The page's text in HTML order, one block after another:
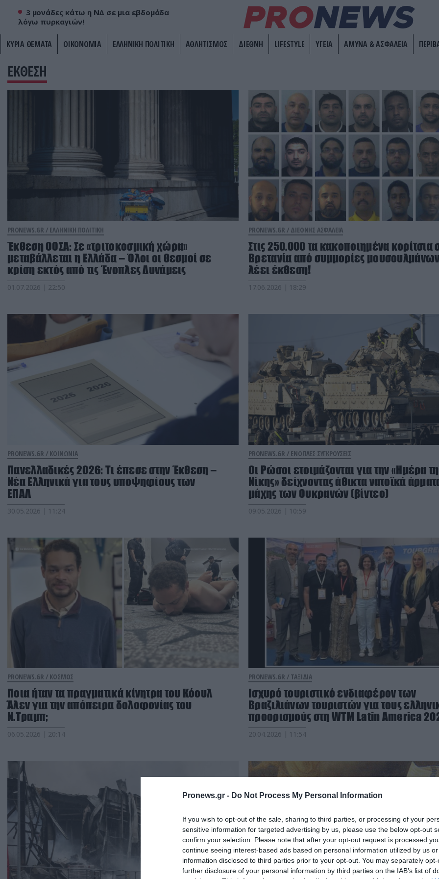
Pronews.gr - Do Not Process My Personal Information
If you wish to opt-out of the sale, sharing to third parties, or processing of your
sensitive information for targeted advertising by us, please use the below opt-out
confirm your selection. Please note that after your opt-out request is processed
continue seeing interest-based ads based on personal information utilized by us
information disclosed to third parties prior to your opt-out. You may separately
further disclosure of your personal information by third parties on the IAB’s list of
3 μονάδες κάτω η ΝΔ σε μια εβδομάδα
λόγω πυρκαγιών!
ΚΥΡΙΑ ΘΕΜΑΤΑ ΟΙΚΟΝΟΜΙΑ ΕΛΛΗΝΙΚΗ ΠΟΛΙΤΙΚΗ ΑΘΛΗΤΙΣΜΟΣ ΔΙΕΘΝΗ LIFESTYLE ΥΓΕΙΑ ΑΜΥΝΑ & ΑΣΦΑΛΕΙΑ
ΕΚΘΕΣΗ
PRONEWS.GR / ΕΛΛΗΝΙΚΗ ΠΟΛΙΤΙΚΗ
Έκθεση ΟΟΣΑ: Σε «τριτοκοσμική χώρα»
μεταβάλλεται η Ελλάδα – Όλοι οι θεσμοί σε
κρίση εκτός από τις Ένοπλες Δυνάμεις
01.07.2026 | 22:50
PRONEWS.GR / ΔΙΕΘΝΗΣ ΑΣΦΑΛΕΙΑ
Στις 250.000 τα κακοποιημένα κορίτσια
Βρετανία από συμμορίες
λέει έκθεση!
17.06.2026 | 18:29
PRONEWS.GR / ΚΟΙΝΩΝΙΑ
Πανελλαδικές 2026: Τι έπεσε στην Έκθεση –
Νέα Ελληνικά για τους υποψηφίους των
ΕΠΑΛ
30.05.2026 | 11:24
PRONEWS.GR / ΕΝΟΠΛΕΣ ΣΥΓΚΡΟΥΣΕΙΣ
Οι Ρώσοι ετοιμάζονται για την «Ημέρα
Νίκης» δείχνοντας άθικτα νατοϊκά
μάχης των Ουκρανών (βίντεο)
09.05.2026 | 10:59
PRONEWS.GR / ΚΟΣΜΟΣ
Ποια ήταν τα πραγματικά κίνητρα του Κόουλ
Άλεν για την απόπειρα δολοφονίας του
Ν.Τραμπ;
06.05.2026 | 20:14
PRONEWS.GR / ΤΑΞΙΔΙΑ
Ισχυρό τουριστικό ενδιαφέρον των
Βραζιλιάνων τουριστών για τους
προορισμούς στη WTM Latin America
20.04.2026 | 11:54